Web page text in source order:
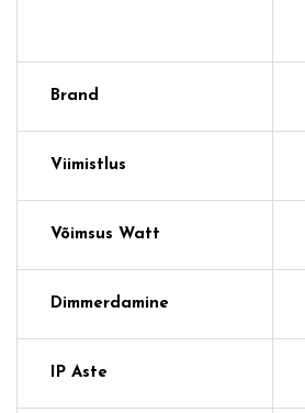
Brand
Viimistlus
Võimsus Watt
Dimmerdamine
IP Aste